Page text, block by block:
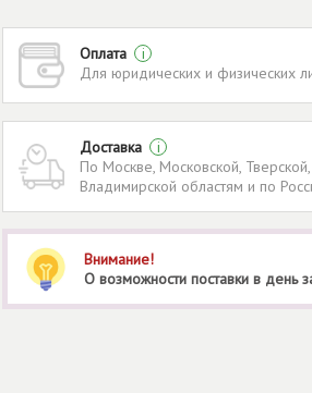
Оплата
i
Для юридических и физических
Доставка
i
По Москве, Московской,
Владимирской областям и по
Внимание!
О возможности поставки в день